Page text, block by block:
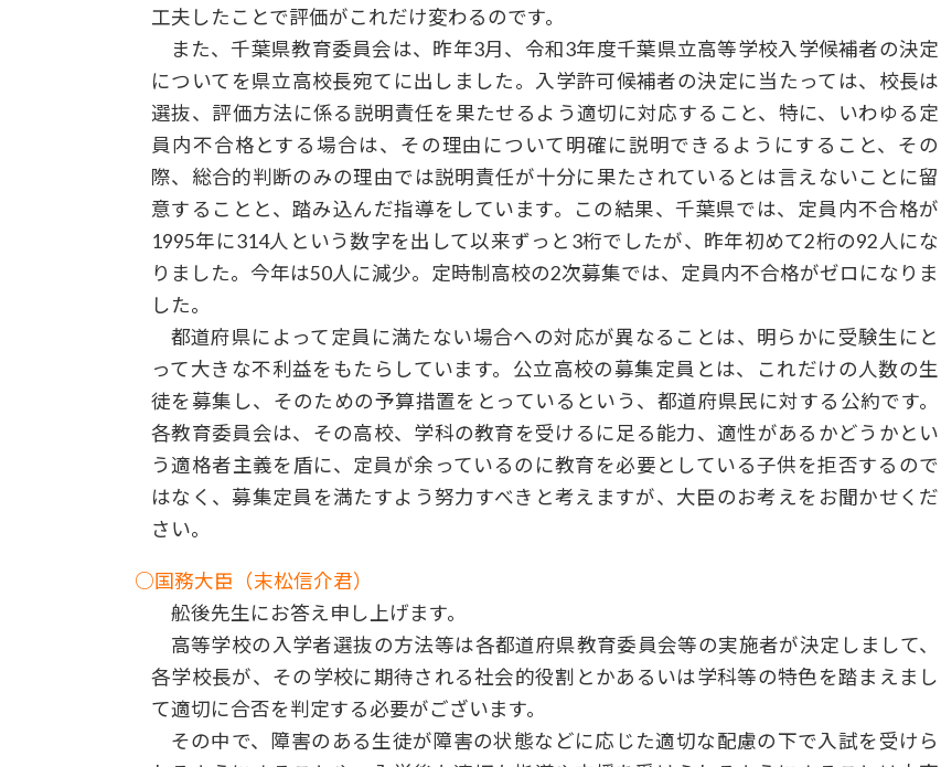
工夫したことで評価がこれだけ変わるのです。
また、千葉県教育委員会は、昨年3月、令和3年度千葉県立高等学校入学候補者の決定
についてを県立高校長宛てに出しました。入学許可候補者の決定に当たっては、校長は
選抜、評価方法に係る説明責任を果たせるよう適切に対応すること、特に、いわゆる定
員内不合格とする場合は、その理由について明確に説明できるようにすること、その
際、総合的判断のみの理由では説明責任が十分に果たされているとは言えないことに留
意することと、踏み込んだ指導をしています。この結果、千葉県では、定員内不合格が
1995年に314人という数字を出して以来ずっと3桁でしたが、昨年初めて2桁の92人にな
りました。今年は50人に減少。定時制高校の2次募集では、定員内不合格がゼロになりま
した。
都道府県によって定員に満たない場合への対応が異なることは、明らかに受験生にと
って大きな不利益をもたらしています。公立高校の募集定員とは、これだけの人数の生
徒を募集し、そのための予算措置をとっているという、都道府県民に対する公約です。
各教育委員会は、その高校、学科の教育を受けるに足る能力、適性があるかどうかとい
う適格者主義を盾に、定員が余っているのに教育を必要としている子供を拒否するので
はなく、募集定員を満たすよう努力すべきと考えますが、大臣のお考えをお聞かせくだ
さい。
○国務大臣（末松信介君）
舩後先生にお答え申し上げます。
高等学校の入学者選抜の方法等は各都道府県教育委員会等の実施者が決定しまして、
各学校長が、その学校に期待される社会的役割とかあるいは学科等の特色を踏まえまし
て適切に合否を判定する必要がございます。
その中で、障害のある生徒が障害の状態などに応じた適切な配慮の下で入試を受けら